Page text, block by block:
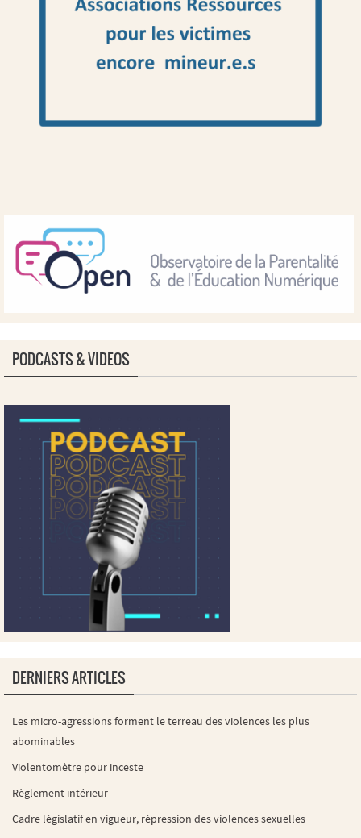
PODCASTS & VIDEOS
DERNIERS ARTICLES
Les micro-agressions forment le terreau des violences les plus
abominables
Violentomètre pour inceste
Règlement intérieur
Cadre législatif en vigueur, répression des violences sexuelles